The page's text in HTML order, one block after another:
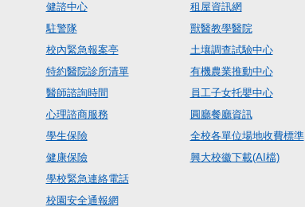
健諮中心
駐警隊
校內緊急報案亭
特約醫院診所清單
醫師諮詢時間
心理諮商服務
學生保險
健康保險
學校緊急連絡電話
校園安全通報網
租屋資訊網
獸醫教學醫院
土壤調查試驗中心
有機農業推動中心
員工子女托嬰中心
圓廳餐廳資訊
全校各單位場地收費標準
興大校徽下載(AI檔)